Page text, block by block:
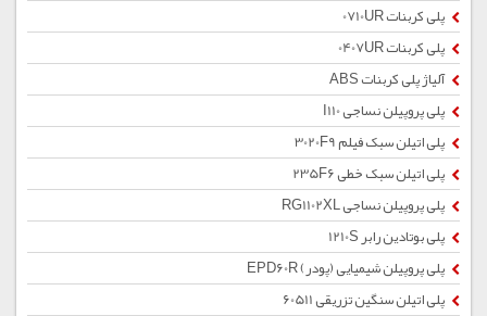
پلی کربنات 0710UR
پلی کربنات 0407UR
آلیاژ پلی کربنات ABS
پلی پروپیلن نساجی I110
پلی اتیلن سبک فیلم 3020F9
پلی اتیلن سبک خطی 235F6
پلی پروپیلن نساجی RG1102XL
پلی بوتادین رابر 1210S
پلی پروپیلن شیمیایی (پودر) EPD60R
پلی اتیلن سنگین تزریقی 60511